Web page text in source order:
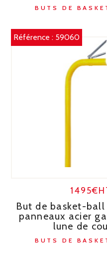
BUTS DE
Référence : 59060
But de basket-ball
panneaux acier
lune de
BUTS DE